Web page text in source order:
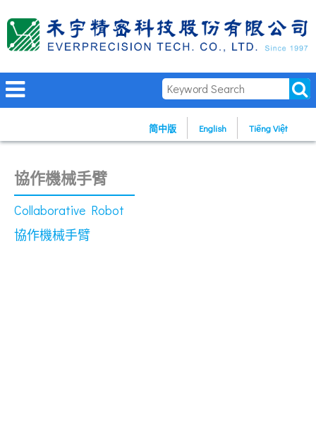
简中版 English Tiếng Việt
協作機械手臂
Collaborative Robot
協作機械手臂